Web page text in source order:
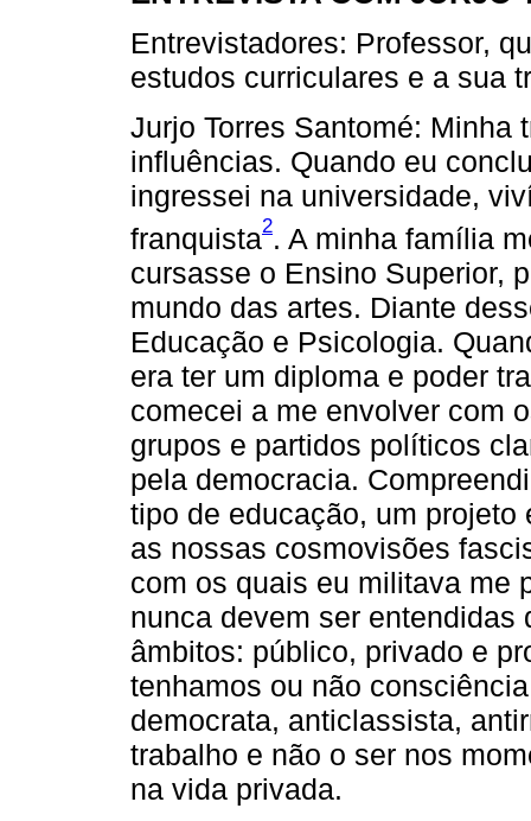
Entrevistadores: Professor,
estudos curriculares e a sua
Jurjo Torres Santomé: Minha
influências. Quando eu
ingressei na universidade,
franquista2. A minha família
cursasse o Ensino Superior,
mundo das artes. Diante
Educação e Psicologia.
era ter um diploma e poder
comecei a me envolver com
grupos e partidos políticos
pela democracia.
tipo de educação, um
as nossas cosmovisões
com os quais eu militava me
nunca devem ser entendidas
âmbitos: público, privado e
tenhamos ou não
democrata, anticlassista,
trabalho e não o ser nos
na vida privada.